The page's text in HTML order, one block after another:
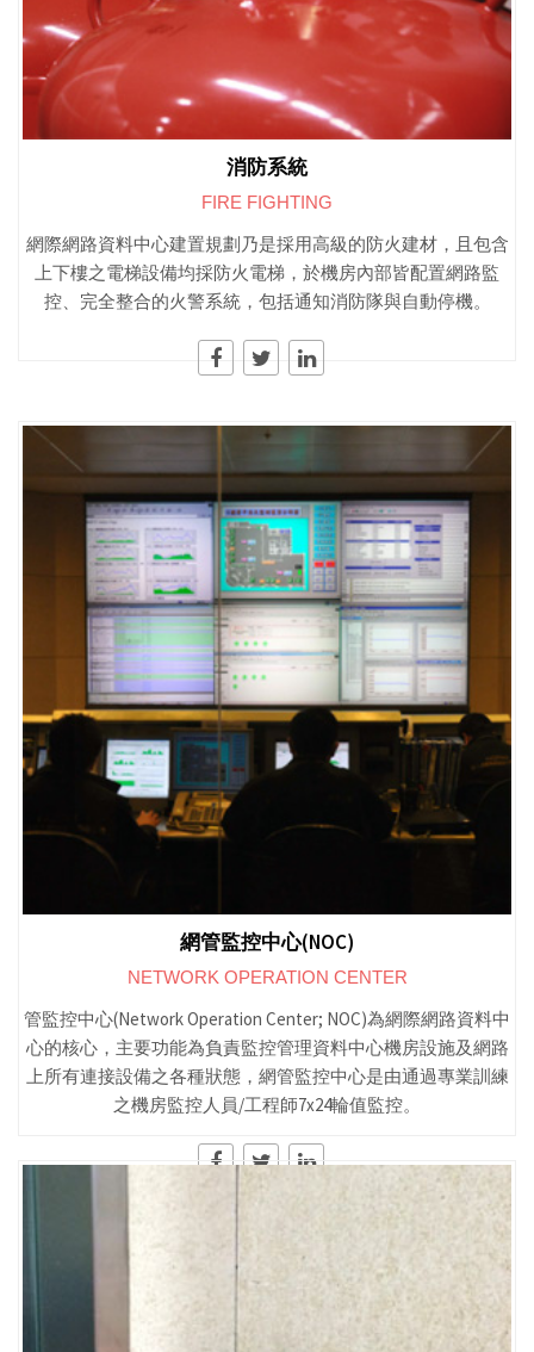
消防系統
FIRE FIGHTING
網際網路資料中心建置規劃乃是採用高級的防火建材，且包含
上下樓之電梯設備均採防火電梯，於機房內部皆配置網路監
控、完全整合的火警系統，包括通知消防隊與自動停機。
網管監控中心(NOC)
NETWORK OPERATION CENTER
管監控中心(Network Operation Center; NOC)為網際網路資料中
心的核心，主要功能為負責監控管理資料中心機房設施及網路
上所有連接設備之各種狀態，網管監控中心是由通過專業訓練
之機房監控人員/工程師7x24輪值監控。